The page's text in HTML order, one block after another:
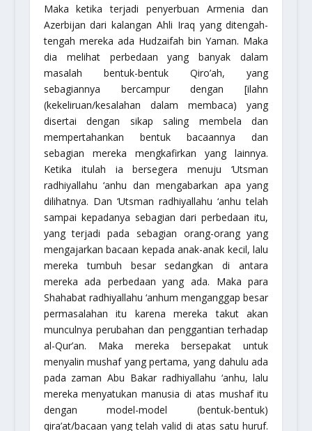
Maka ketika terjadi penyerbuan Armenia dan
Azerbijan dari kalangan Ahli Iraq yang ditengah-
tengah mereka ada Hudzaifah bin Yaman. Maka
dia melihat perbedaan yang banyak dalam
masalah bentuk-bentuk Qiro’ah, yang
sebagiannya bercampur dengan [ilahn
(kekeliruan/kesalahan dalam membaca) yang
disertai dengan sikap saling membela dan
mempertahankan bentuk bacaannya dan
sebagian mereka mengkafirkan yang lainnya.
Ketika itulah ia bersegera menuju ‘Utsman
radhiyallahu ‘anhu dan mengabarkan apa yang
dilihatnya. Dan ‘Utsmanradhiyallahu ‘anhu telah
sampai kepadanya sebagian dari perbedaan itu,
yang terjadi pada sebagian orang-orang yang
mengajarkan bacaan kepada anak-anak kecil, lalu
mereka tumbuh besar sedangkan di antara
mereka ada perbedaan yang ada. Maka para
Shahabat radhiyallahu ‘anhum menganggap besar
permasalahan itu karena mereka takut akan
munculnya perubahan dan penggantian terhadap
al-Qur’an. Maka mereka bersepakat untuk
menyalin mushaf yang pertama, yang dahulu ada
pada zaman Abu Bakar radhiyallahu ‘anhu, lalu
mereka menyatukan manusia di atas mushaf itu
dengan model-model (bentuk-bentuk)
qira’at/bacaan yang telah valid di atas satu huruf.